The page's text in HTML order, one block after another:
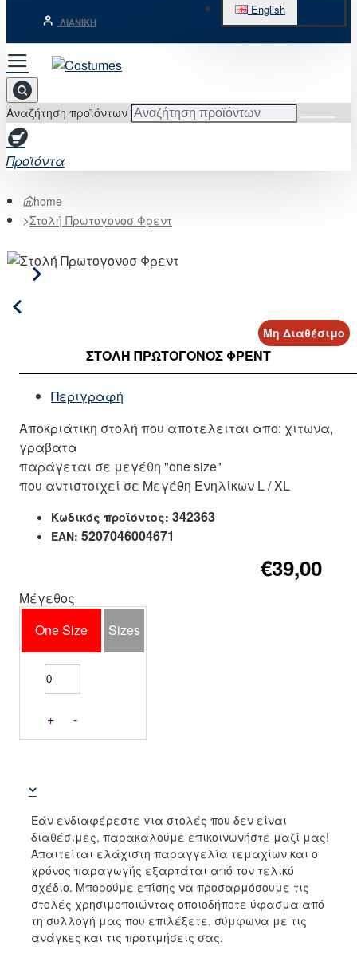
ΛΙΑΝΙΚΉ
English
Αναζήτηση προϊόντων
Προϊόντα
home
Στολή Πρωτογονοσ Φρεντ
Μη Διαθέσιμο
ΣΤΟΛΉ ΠΡΩΤΟΓΟΝΟΣ ΦΡΕΝΤ
Περιγραφή
Αποκριάτικη στολή που αποτελειται απο: χιτωνα,
γραβατα
παράγεται σε μεγέθη "one size"
που αντιστοιχεί σε Μεγέθη Ενηλίκων L / XL
Κωδικός προϊόντος: 342363
EAN: 5207046004671
€39,00
Μέγεθος
One Size
Sizes
+ -
Εάν ενδιαφέρεστε για στολές που δεν είναι
διαθέσιμες, παρακαλούμε επικοινωνήστε μαζί μας!
Απαιτείται ελάχιστη παραγγελία τεμαχίων και ο
χρόνος παραγωγής εξαρτάται από τον τελικό
σχέδιο. Μπορούμε επίσης να προσαρμόσουμε τις
στολές χρησιμοποιώντας οποιοδήποτε ύφασμα από
τη συλλογή μας που επιλέξετε, σύμφωνα με τις
ανάγκες και τις προτιμήσεις σας.